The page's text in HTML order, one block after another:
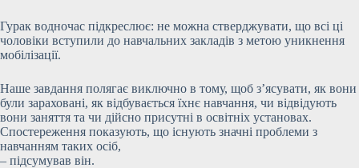
Гурак водночас підкреслює: не можна стверджувати, що всі ці
чоловіки вступили до навчальних закладів з метою уникнення
мобілізації.
Наше завдання полягає виключно в тому, щоб з’ясувати, як вони
були зараховані, як відбувається їхнє навчання, чи відвідують
вони заняття та чи дійсно присутні в освітніх установах.
Спостереження показують, що існують значні проблеми з
навчанням таких осіб,
– підсумував він.